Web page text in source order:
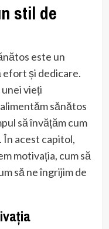
stil de
este un
și dedicare.
vieți
sănătos
să învățăm cum
În acest capitol,
motivația, cum să
să ne îngrijim de